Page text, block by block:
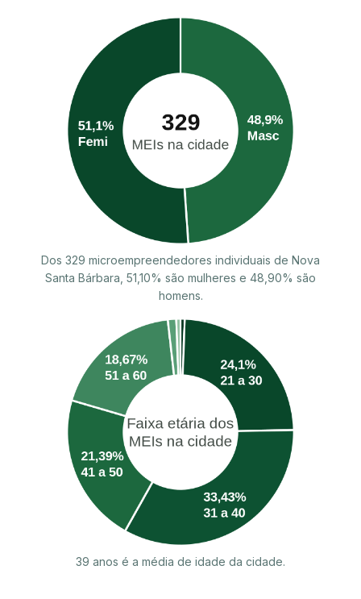
Dos 329 microempreendedores individuais de Nova
Santa Bárbara, 51,10% são mulheres e 48,90% são
homens.
39 anos é a média de idade da cidade.